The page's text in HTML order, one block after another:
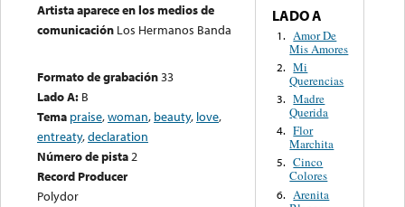
Artista aparece en los medios de
comunicación Los Hermanos Banda
Formato de grabación33
Lado A: B
Tema praise,woman, beauty, love,
entreaty,declaration
Número de pista2
Record Producer
Polydor
LADO A
1. Amor De
Mis Amores
2. Mi
Querencias
3. Madre
Querida
4. Flor
Marchita
5. Cinco
Colores
6. Arenita